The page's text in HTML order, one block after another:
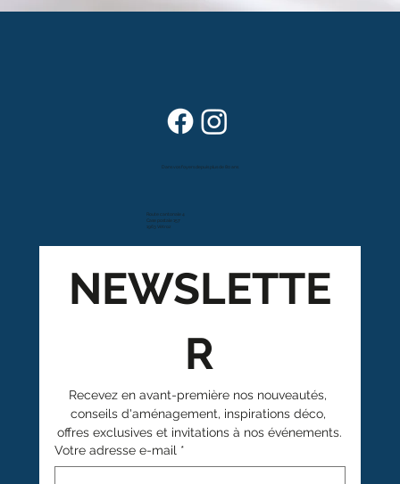
Route cantonale 4
Case postale 157
1963 Vétroz
Dans vos foyers depuis plus de 80 ans
NEWSLETTE
R
Recevez en avant-première nos nouveautés,
conseils d'aménagement, inspirations déco,
offres exclusives et invitations à nos événements.
Votre adresse e-mail *